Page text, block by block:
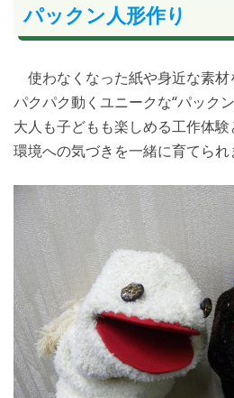
パックン人形作り
使わなくなった紙や身近な素
パクパク動くユニークな“パック
大人も子どもも楽しめる工作体
環境への気づきを一緒に育てられ